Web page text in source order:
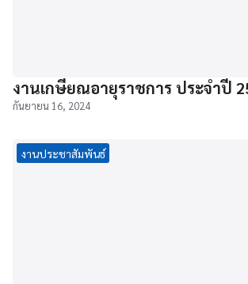
งานเกษียณอายุราชการ ประจำปี
กันยายน 16, 2024
งานประชาสัมพันธ์